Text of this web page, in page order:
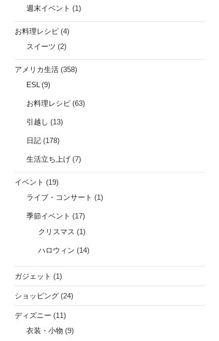
週末イベント (1)
お料理レシピ (4)
スイーツ (2)
アメリカ生活 (358)
ESL(9)
お料理レシピ (63)
引越し (13)
日記 (178)
生活立ち上げ (7)
イベント (19)
ライブ・コンサート (1)
季節イベント (17)
クリスマス (1)
ハロウィン (14)
ガジェット (1)
ショッピング (24)
ディズニー (11)
衣装・小物 (9)